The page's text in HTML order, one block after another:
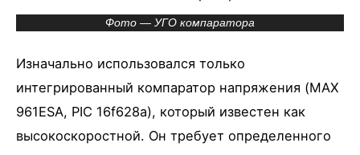
Фото — УГО компаратора
Изначально использовался только
интегрированный компаратор напряжения (MAX
961ESA, PIC 16f628a), который известен как
высокоскоростной. Он требует определенного